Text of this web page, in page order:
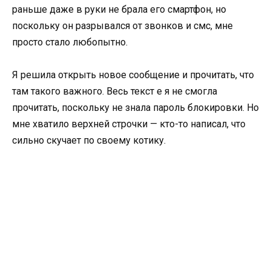
раньше даже в руки не брала его смартфон, но
поскольку он разрывался от звонков и смс, мне
просто стало любопытно.
Я решила открыть новое сообщение и прочитать, что
там такого важного. Весь текст е я не смогла
прочитать, поскольку не знала пароль блокировки. Но
мне хватило верхней строчки — кто-то написал, что
сильно скучает по своему котику.